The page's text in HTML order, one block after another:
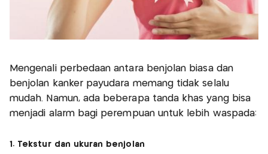
Mengenali perbedaan antara benjolan biasa dan
benjolan kanker payudara memang tidak selalu
mudah. Namun, ada beberapa tanda khas yang bisa
menjadi alarm bagi perempuan untuk lebih waspada:
1. Tekstur dan ukuran benjolan